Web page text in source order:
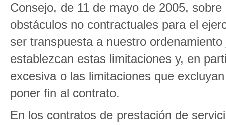
Consejo, de 11 de mayo de 2005,
obstáculos no contractuales para el
ser transpuesta a nuestro
establezcan estas limitaciones y, en
excesiva o las limitaciones que
poner fin al contrato.
En los contratos de prestación de